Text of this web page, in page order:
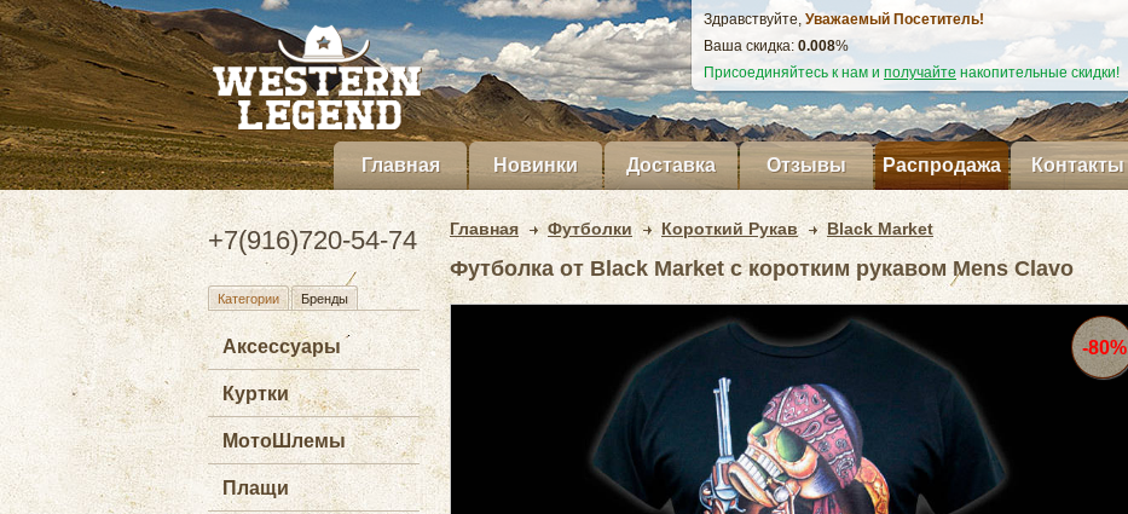
Здравствуйте, Уважаемый Посетитель!
Ваша скидка: 0.009%
Присоединяйтесь к нам и получайте накопительные скидки!
Главная Новинки Доставка Отзывы Распродажа Контакты
+7(916)720-54-74
Категории Бренды
Аксессуары
Куртки
МотоШлемы
Плащи
Главная Футболки Короткий Рукав Black Market
Футболка от Black Market с коротким рукавом Mens Clavo
-80%